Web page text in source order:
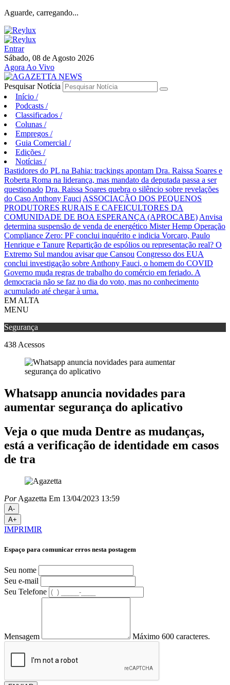
Aguarde, carregando...
Entrar
Sábado, 08 de Agosto 2026
Agora Ao Vivo
Pesquisar Notícia
Início /
Podcasts /
Classificados /
Colunas /
Empregos /
Guia Comercial /
Edições /
Notícias /
Bastidores do PL na Bahia: trackings apontam Dra. Raissa Soares e
Roberta Roma na liderança, mas mandato da deputada passa a ser
questionado Dra. Raissa Soares quebra o silêncio sobre revelações
do Caso Anthony Fauci ASSOCIAÇÃO DOS PEQUENOS
PRODUTORES RURAIS E CAFEICULTORES DA
COMUNIDADE DE BOA ESPERANÇA (APROCABE) Anvisa
determina suspensão de venda de energético Mister Hemp Operação
Compliance Zero: PF conclui inquérito e indicia Vorcaro, Paulo
Henrique e Tanure Repartição de espólios ou representação real? O
Extremo Sul mandou avisar que Cansou Congresso dos EUA
conclui investigação sobre Anthony Fauci, o homem do COVID
Governo muda regras de trabalho do comércio em feriado. A
democracia não se faz no dia do voto, mas no conhecimento
acumulado até chegar à urna.
EM ALTA
MENU
Segurança
438 Acessos
Whatsapp anuncia novidades para
aumentar segurança do aplicativo
Veja o que muda Dentre as mudanças,
está a verificação de identidade em casos
de tra
PorAgazetta Em 13/04/2023 13:59
A-
A+
IMPRIMIR
Espaço para comunicar erros nesta postagem
Seu nome
Seu e-mail
Seu Telefone
Mensagem Máximo 600 caracteres.